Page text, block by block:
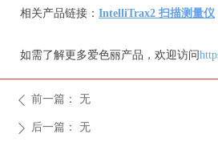
相关产品链接： IntelliTrax2 扫描测量仪
如需了解更多爱色丽产品，欢迎访问
ꄴ 前一篇： 无
ꄲ 后一篇： 无